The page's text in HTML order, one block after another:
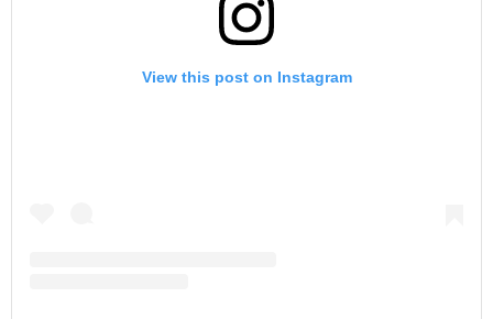
View this post on Instagram